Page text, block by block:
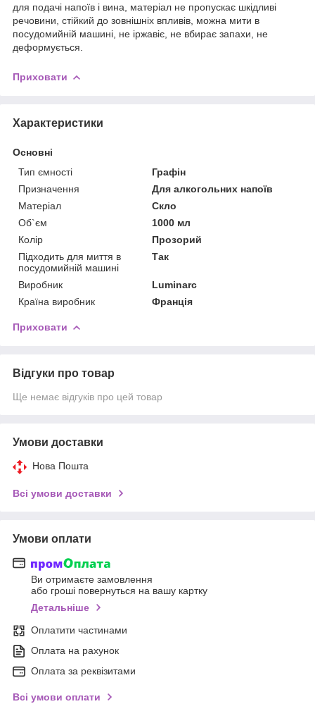
для подачі напоїв і вина, матеріал не пропускає шкідливі
речовини, стійкий до зовнішніх впливів, можна мити в
посудомийній машині, не іржавіє, не вбирає запахи, не
деформується.
Приховати
Характеристики
Основні
Тип ємності
Графін
Призначення
Для алкогольних напоїв
Матеріал
Скло
Об`єм
1000 мл
Колір
Прозорий
Підходить для миття в
посудомийній машині
Так
Виробник
Luminarc
Країна виробник
Франція
Приховати
Відгуки про товар
Ще немає відгуків про цей товар
Умови доставки
Нова Пошта
Всі умови доставки
Умови оплати
Ви отримаєте замовлення
або гроші повернуться на вашу картку
Детальніше
Оплатити частинами
Оплата на рахунок
Оплата за реквізитами
Всі умови оплати